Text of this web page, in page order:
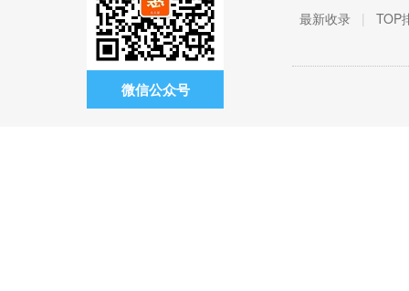
微信公众号
最新收录 | TOP